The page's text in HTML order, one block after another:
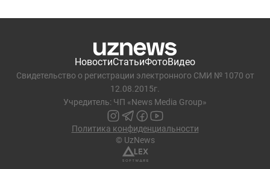
НовостиСтатьиФотоВидео
Свидетельство о регистрации электронного СМИ № 1070 от
12.08.2015г.
Учредитель: ЧП «News Media Group»
Политика конфиденциальности
© UzNews